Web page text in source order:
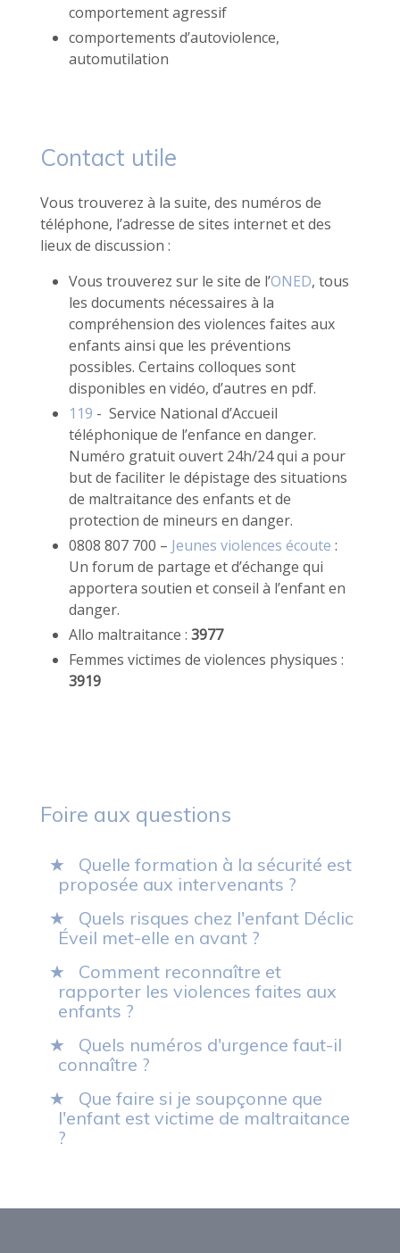
comportement agressif
comportements d’autoviolence,
automutilation
Contact utile
Vous trouverez à la suite, des numéros de
téléphone, l’adresse de sites internet et des
lieux de discussion :
Vous trouverez sur le site de l’ONED, tous
les documents nécessaires à la
compréhension des violences faites aux
enfants ainsi que les préventions
possibles. Certains colloques sont
disponibles en vidéo, d’autres en pdf.
119 - Service National d’Accueil
téléphonique de l’enfance en danger.
Numéro gratuit ouvert 24h/24 qui a pour
but de faciliter le dépistage des situations
de maltraitance des enfants et de
protection de mineurs en danger.
0808 807 700 – Jeunes violences écoute :
Un forum de partage et d’échange qui
apportera soutien et conseil à l’enfant en
danger.
Allo maltraitance : 3977
Femmes victimes de violences physiques :
3919
Foire aux questions
Quelle formation à la sécurité est
proposée aux intervenants ?
Quels risques chez l'enfant Déclic
Éveil met-elle en avant ?
Comment reconnaître et
rapporter les violences faites aux
enfants ?
Quels numéros d'urgence faut-il
connaître ?
Que faire si je soupçonne que
l'enfant est victime de maltraitance
?